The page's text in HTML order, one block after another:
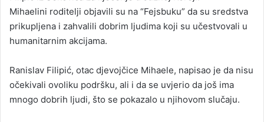
a
i
Mihaelini roditelji objavili su na “Fejsbuku” da su sredstva
prikupljena i zahvalili dobrim ljudima koji su učestvovali u
humanitarnim akcijama.
Ranislav Filipić, otac djevojčice Mihaele, napisao je da nisu
očekivali ovoliku podršku, ali i da se uvjerio da još ima
mnogo dobrih ljudi, što se pokazalo u njihovom slučaju.